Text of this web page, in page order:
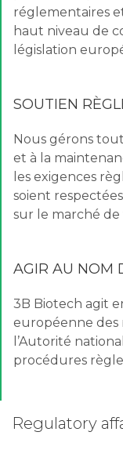
réglementaires
haut niveau de
législation
SOUTIEN
Nous gérons
et à la
les exigences
soient
sur le marché de
AGIR AU NOM
3B Biotech agit
européenne des
l’Autorité
procédures
Regulatory